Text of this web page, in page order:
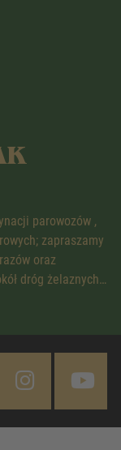
parowozów ,
zapraszamy
oraz
dróg żelaznych…